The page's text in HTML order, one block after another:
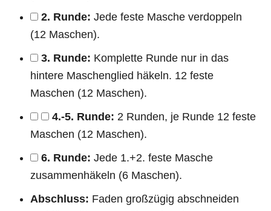
2. Runde: Jede feste Masche verdoppeln
(12 Maschen).
3. Runde: Komplette Runde nur in das
hintere Maschenglied häkeln. 12 feste
Maschen (12 Maschen).
4.-5. Runde: 2 Runden, je Runde 12 feste
Maschen (12 Maschen).
6. Runde: Jede 1.+2. feste Masche
zusammenhäkeln (6 Maschen).
Abschluss: Faden großzügig abschneiden